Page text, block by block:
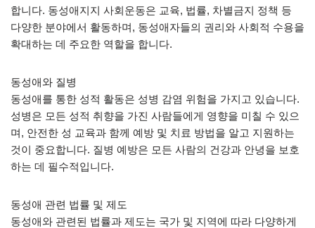
합니다. 동성애지지 사회운동은 교육, 법률, 차별금지 정책 등
다양한 분야에서 활동하며, 동성애자들의 권리와 사회적 수용을
확대하는 데 주요한 역할을 합니다.
동성애와 질병
동성애를 통한 성적 활동은 성병 감염 위험을 가지고 있습니다.
성병은 모든 성적 취향을 가진 사람들에게 영향을 미칠 수 있으
며, 안전한 성 교육과 함께 예방 및 치료 방법을 알고 지원하는
것이 중요합니다. 질병 예방은 모든 사람의 건강과 안녕을 보호
하는 데 필수적입니다.
동성애 관련 법률 및 제도
동성애와 관련된 법률과 제도는 국가 및 지역에 따라 다양하게